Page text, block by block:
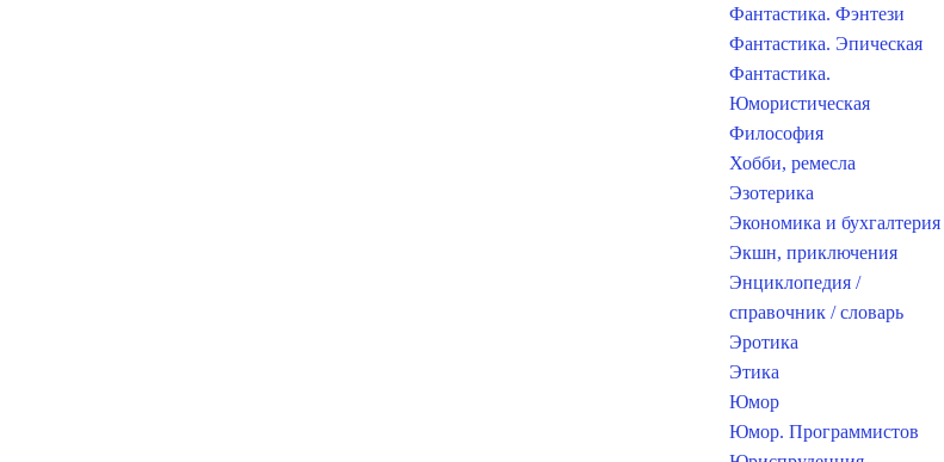
Фантастика. Фэнтези
Фантастика. Эпическая
Фантастика.
Юмористическая
Философия
Хобби, ремесла
Эзотерика
Экономика и бухгалтерия
Экшн, приключения
Энциклопедия /
справочник / словарь
Эротика
Этика
Юмор
Юмор. Программистов